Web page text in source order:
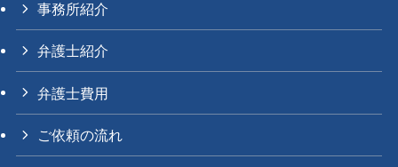
事務所紹介
弁護士紹介
弁護士費用
ご依頼の流れ